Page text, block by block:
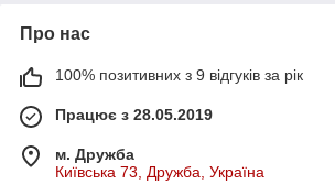
Про нас
100% позитивних з 9 відгуків за рік
Працює з 28.05.2019
м. Дружба
Київська 73, Дружба, Україна